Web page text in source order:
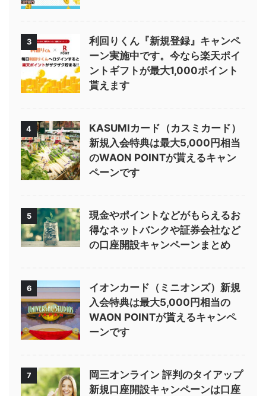
3
利回りくん『新規登録』キャンペ
ーン実施中です。今なら楽天ポイ
ントギフトが最大1,000ポイント
貰えます
4
KASUMIカード（カスミカード）
新規入会特典は最大5,000円相当
のWAON POINTが貰えるキャン
ペーンです
5
現金やポイントなどがもらえるお
得なネットバンクや証券会社など
の口座開設キャンペーンまとめ
6
イオンカード（ミニオンズ）新規
入会特典は最大5,000円相当の
WAON POINTが貰えるキャンペ
ーンです
7
岡三オンライン 評判のタイアップ
新規口座開設キャンペーンは口座